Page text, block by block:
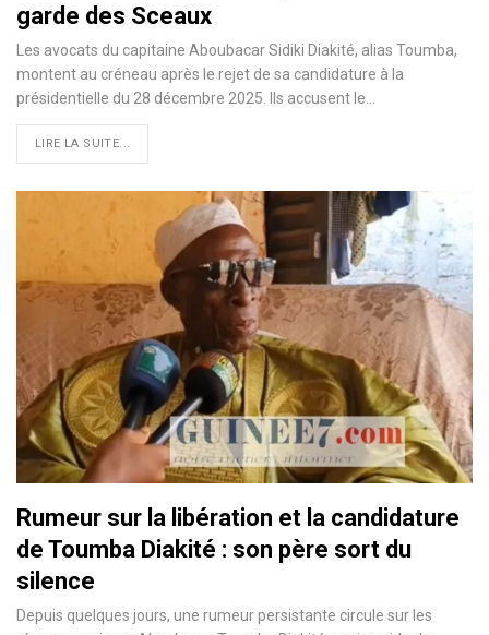
garde des Sceaux
Les avocats du capitaine Aboubacar Sidiki Diakité, alias Toumba,
montent au créneau après le rejet de sa candidature à la
présidentielle du 28 décembre 2025. Ils accusent le…
LIRE LA SUITE...
Rumeur sur la libération et la candidature
de Toumba Diakité : son père sort du
silence
Depuis quelques jours, une rumeur persistante circule sur les